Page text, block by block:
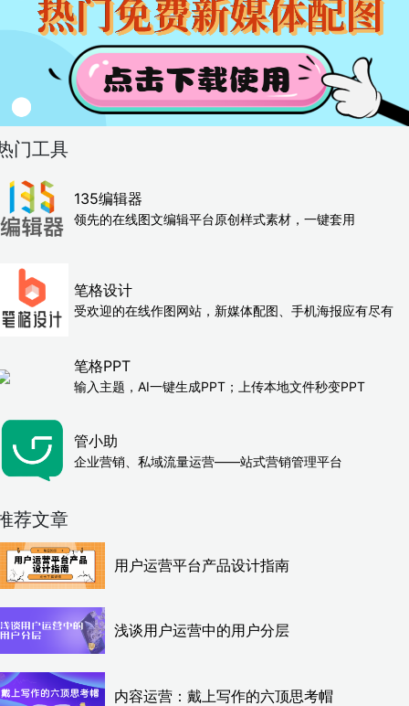
门工具
135编辑器
领先的在线图文编辑平台原创样式素材，一键套用
笔格设计
受欢迎的在线作图网站，新媒体配图、手机海报应有尽有
笔格PPT
输入主题，AI一键生成PPT；上传本地文件秒变PPT
管小助
企业营销、私域流量运营——站式营销管理平台
荐文章
用户运营平台产品设计指南
浅谈用户运营中的用户分层
内容运营：戴上写作的六顶思考帽